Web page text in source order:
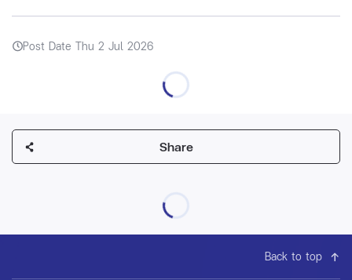
Post Date Thu 2 Jul 2026
Share
Back to top